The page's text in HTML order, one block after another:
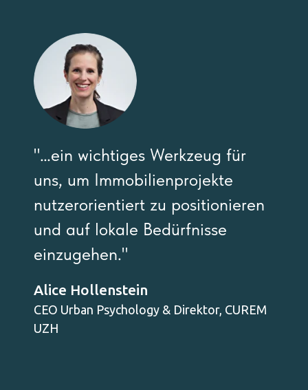
"…ein wichtiges Werkzeug für
uns, um Immobilienprojekte
nutzerorientiert zu positionieren
und auf lokale Bedürfnisse
einzugehen."
Alice Hollenstein
CEO Urban Psychology & Direktor, CUREM
UZH